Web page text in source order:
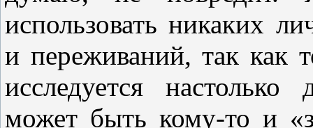
использовать никаких
и переживаний, так как
исследуется
может быть кому-то и